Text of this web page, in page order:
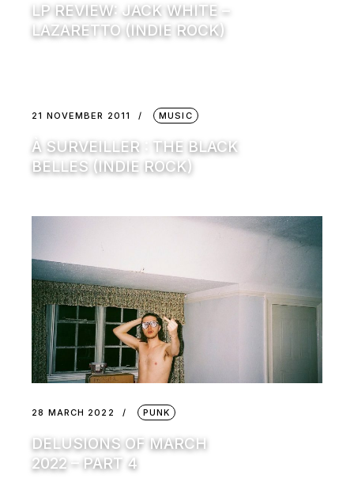
LP REVIEW: JACK WHITE –
LAZARETTO (INDIE ROCK)
21 NOVEMBER 2011 MUSIC
À SURVEILLER : THE BLACK
BELLES (INDIE ROCK)
28 MARCH 2022 PUNK
DELUSIONS OF MARCH
2022 – PART 4